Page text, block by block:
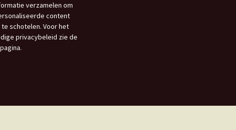
Kwestie van Geluk
verzamelen om
content
schotelen. Voor het
privacybeleid zie de